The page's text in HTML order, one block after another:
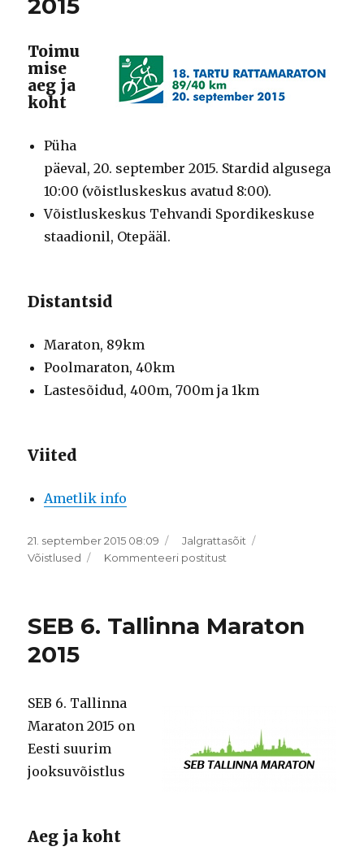
Toimu
mise
aeg ja
koht
Püha
päeval, 20. september 2015. Stardid algusega
10:00 (võistluskeskus avatud 8:00).
Võistluskeskus Tehvandi Spordikeskuse
staadionil, Otepääl.
Distantsid
Maraton, 89km
Poolmaraton, 40km
Lastesõidud, 400m, 700m ja 1km
Viited
Ametlik info
Postitatud
21. september 2015 08:09 Rubriigid
Jalgrattasõit
Sildid
Võistlused Kommenteeri postitust
SEB 6. Tallinna Maraton
2015
SEB 6. Tallinna
Maraton 2015 on
Eesti suurim
jooksuvõistlus
Aeg ja koht